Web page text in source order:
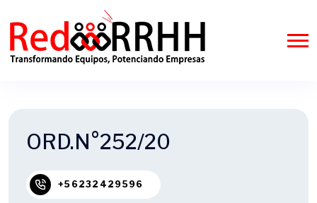
ORD.N°252/20
+56232429596